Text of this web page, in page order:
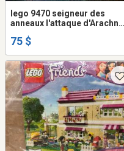
lego 9470 seigneur des
anneaux l'attaque d'Arachné
75 $